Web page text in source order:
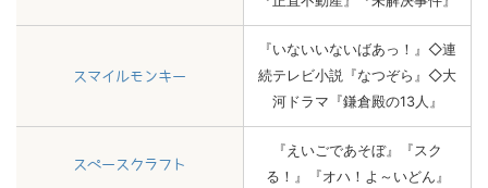
スマイルモンキー
『いないいないばあっ！』◇連
続テレビ小説『なつぞら』◇大
河ドラマ『鎌倉殿の13人』
スペースクラフト
『えいごであそぼ』『スク
る！』『オハ！よ～いどん』